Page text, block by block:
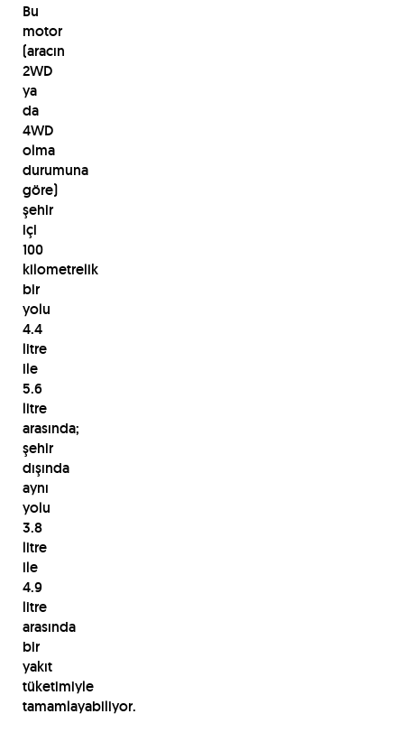
Bu
motor
(aracın
2WD
ya
da
4WD
olma
durumuna
göre)
şehir
içi
100
kilometrelik
bir
yolu
4.4
litre
ile
5.6
litre
arasında;
şehir
dışında
aynı
yolu
3.8
litre
ile
4.9
litre
arasında
bir
yakıt
tüketimiyle
tamamlayabiliyor.